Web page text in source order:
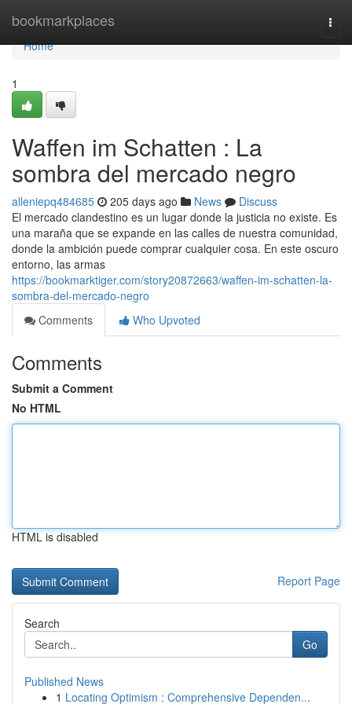
bookmarkplaces
Home
Home
1
Waffen im Schatten : La
sombra del mercado negro
alleniepq484685 205 days ago News
Discuss
El mercado clandestino es un lugar donde la justicia no existe. Es
una maraña que se expande en las calles de nuestra comunidad,
donde la ambición puede comprar cualquier cosa. En este oscuro
entorno, las armas
https://bookmarktiger.com/story20872663/waffen-im-schatten-la-
sombra-del-mercado-negro
Comments
Who Upvoted
Comments
Submit a Comment
No HTML
HTML is disabled
Report Page
Search
Go
Published News
1 Locating Optimism : Comprehensive Dependen...